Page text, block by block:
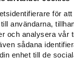
för
användarna,
och analysera vår
sådana
enhet till de
som är rimligt
givet en viss
faktiskt ofta